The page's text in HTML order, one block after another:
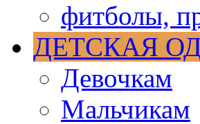
фитболы,
ДЕТСКАЯ
Девочкам
Мальчикам